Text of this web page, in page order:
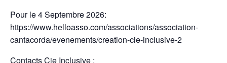
Pour le 4 Septembre 2026:
https://www.helloasso.com/associations/association-
cantacorda/evenements/creation-cie-inclusive-2
Contacts Cie Inclusive :